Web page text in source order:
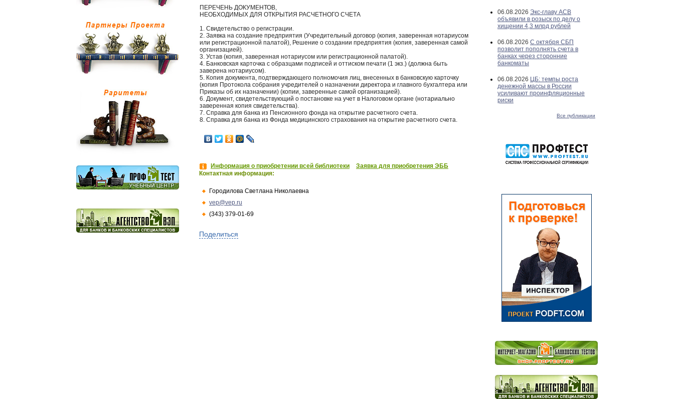
ПЕРЕЧЕНЬ ДОКУМЕНТОВ,
НЕОБХОДИМЫХ ДЛЯ ОТКРЫТИЯ РАСЧЕТНОГО СЧЕТА
1. Свидетельство о регистрации.
2. Заявка на создание предприятия (Учредительный договор (копия, заверенная нотариусом
или регистрационной палатой), Решение о создании предприятия (копия, заверенная самой
организацией).
3. Устав (копия, заверенная нотариусом или регистрационной палатой).
4. Банковская карточка с образцами подписей и оттиском печати (1 экз.) (должна быть
заверена нотариусом).
5. Копия документа, подтверждающего полномочия лиц, внесенных в банковскую карточку
(копия Протокола собрания учредителей о назначении директора и главного бухгалтера или
Приказы об их назначении) (копии, заверенные самой организацией).
6. Документ, свидетельствующий о постановке на учет в Налоговом органе (нотариально
заверенная копия свидетельства).
7. Справка для банка из Пенсионного фонда на открытие расчетного счета.
8. Справка для банка из Фонда медицинского страхования на открытие расчетного счета.
Информация о приобретении всей библиотеки
Заявка для приобретения ЭББ
Контактная информация:
Городилова Светлана Николаевна
vep@vep.ru
(343) 379-01-69
Поделиться
06.08.2026 Экс-главу АСВ
объявили в розыск по делу о
хищении 4,3 млрд рублей
06.08.2026 С октября СБП
позволит пополнять счета в
банках через сторонние
банкоматы
06.08.2026 ЦБ: темпы роста
денежной массы в России
усиливают проинфляционные
риски
Все публикации